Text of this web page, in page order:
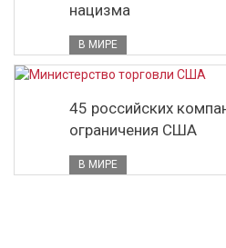
нацизма
В МИРЕ
45 российских
ограничения США
В МИРЕ